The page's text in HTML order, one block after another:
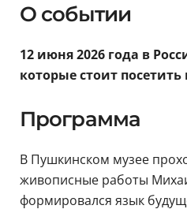
О событии
12 июня 2026 года в
которые стоит
Программа
В Пушкинском музее
живописные работы
формировался язык